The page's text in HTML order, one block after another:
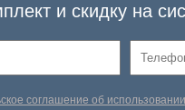
и скидку на
соглашение об